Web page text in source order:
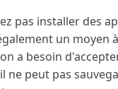
pas installer des
un moyen
a besoin
ne peut pas